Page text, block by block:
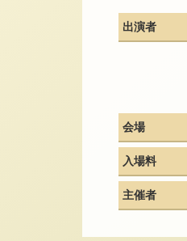
出演者
会場
入場料
主催者